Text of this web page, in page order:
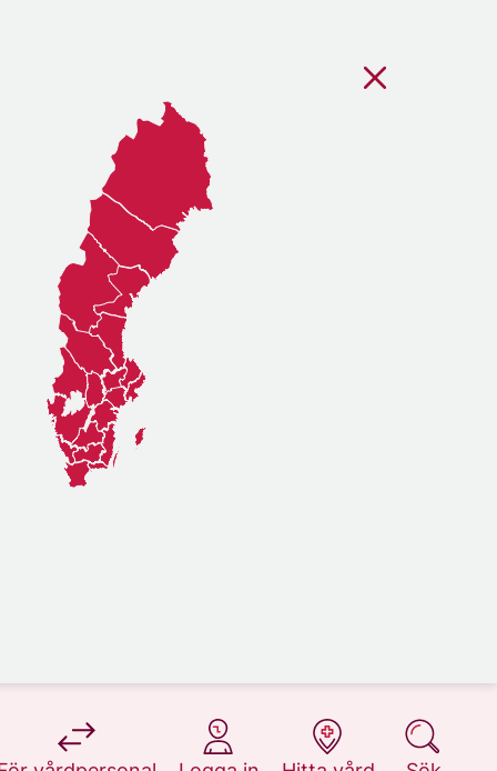
på 1177.se
på 1177.se
på 1177.se
på 1177.se